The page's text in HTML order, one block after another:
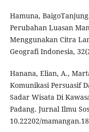
Hamuna,
Perubahan Luasan
Menggunakan Citra
Geografi Indonesia,
Hanana, Elian, A.,
Komunikasi Persuasif
Sadar Wisata Di
Padang. Jurnal Ilmu
10.22202/